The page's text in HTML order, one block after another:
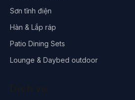
Sơn tĩnh điện
Hàn & Lắp ráp
Patio Dining Sets
Lounge & Daybed outdoor